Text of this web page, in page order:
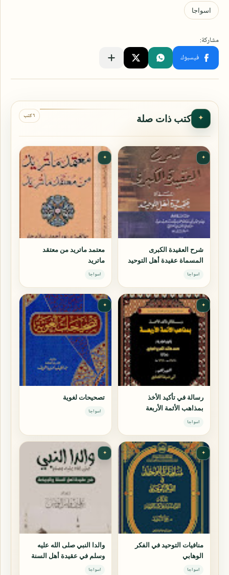
✦ كتب ذات صلة ٦ كتب
✦
شرح العقيدة الكبرى
المسماة عقيدة أهل التوحيد
اسواجا
✦
معتمد ماتريد من معتقد
ماتريد
اسواجا
✦
رسالة في تأكيد الأخذ
بمذاهب الأئمة الأربعة
اسواجا
✦
تصحيحات لغوية
اسواجا
✦
منافيات التوحيد في الفكر
الوهابي
اسواجا
✦
والدا النبي صلى الله عليه
وسلم في عقيدة أهل السنة
والجماعة
اسواجا